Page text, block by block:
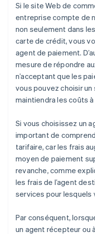
Si le site Web de
entreprise compte de
non seulement dans
carte de crédit, vous
agent de paiement.
mesure de répondre
n’acceptant que les
vous pouvez choisir
maintiendra les coûts
Si vous choisissez un
important de
tarifaire, car les frais
moyen de paiement
revanche, comme
les frais de l’agent
services pour lesquels
Par conséquent,
un agent récepteur ou